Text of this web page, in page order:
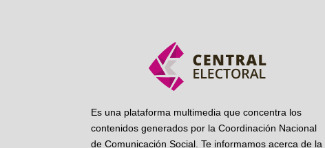
Es una plataforma multimedia que concentra los
contenidos generados por la Coordinación Nacional
de Comunicación Social. Te informamos acerca de la